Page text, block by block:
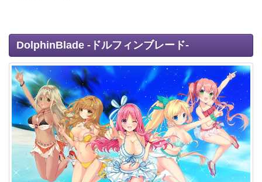
DolphinBlade -ドルフィンブレード-